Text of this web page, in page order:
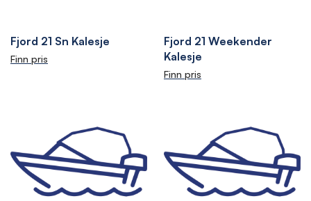
Fjord 21 Sn Kalesje
Finn pris
Fjord 21 Weekender
Kalesje
Finn pris